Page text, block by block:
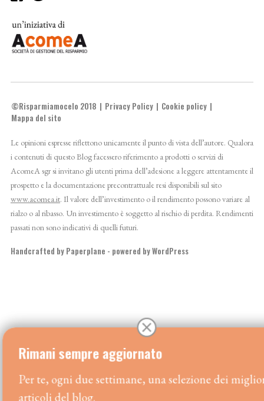
©Risparmiamocelo 2018 Privacy Policy
Cookie policy
Mappa del sito
Le opinioni espresse riflettono unicamente il punto di vista dell’autore. Qualora
i contenuti di questo Blog facessero riferimento a prodotti o servizi di
AcomeA sgr si invitano gli utenti prima dell’adesione a leggere attentamente il
prospetto e la documentazione precontrattuale resi disponibili sul sito
www.acomea.it. Il valore dell’investimento o il rendimento possono variare al
rialzo o al ribasso. Un investimento è soggetto al rischio di perdita. Rendimenti
passati non sono indicativi di quelli futuri.
Handcrafted by Paperplane - powered byWordPress
Rimani sempre aggiornato
Per te, ogni due settimane, una selezione dei migliori
articoli del blog.